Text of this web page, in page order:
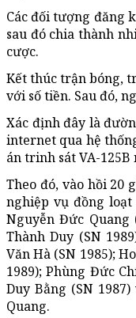
Các đối tượng đăng
sau đó chia thành
cược.
Kết thúc trận bóng,
với số tiền. Sau đó,
Xác định đây là
internet qua hệ
án trinh sát VA-
Theo đó, vào hồi 20
nghiệp vụ đồng
Nguyễn Đức Quang
Thành Duy (SN
Văn Hà (SN 1985);
1989); Phùng Đức
Duy Bằng (SN
Quang.